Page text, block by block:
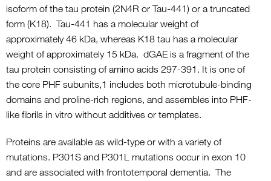
isoform of the tau protein (2N4R or Tau-441) or a truncated
form (K18). Tau-441 has a molecular weight of
approximately 46 kDa, whereas K18 tau has a molecular
weight of approximately 15 kDa. dGAE is a fragment of the
tau protein consisting of amino acids 297-391. It is one of
the core PHF subunits,1 includes both microtubule-binding
domains and proline-rich regions, and assembles into PHF-
like fibrils in vitro without additives or templates.
Proteins are available as wild-type or with a variety of
mutations. P301S and P301L mutations occur in exon 10
and are associated with frontotemporal dementia. The